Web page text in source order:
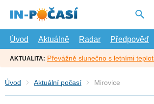
hlavní
Úvod
Aktuálně Radar Předpověď
AKTUALITA: Převážně slunečno s letními
Úvod Aktuální počasí Mirovice